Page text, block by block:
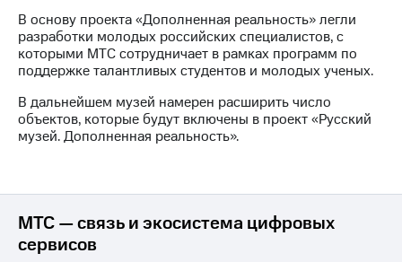
Собрания
акционеров
Личный
кабинет
Акционерный
капитал
Контроль
Рынок
Описание
В основу проекта «Дополненная реальность» легли
разработки молодых российских специалистов, с
которыми МТС сотрудничает в рамках программ по
поддержке талантливых студентов и молодых ученых.
В дальнейшем музей намерен расширить число
объектов, которые будут включены в проект «Русский
музей. Дополненная реальность».
МТС — связь и экосистема цифровых
сервисов